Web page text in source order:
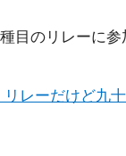
目のリレーに
レーだけど九